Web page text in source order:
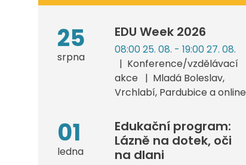
25
srpna
EDU Week 2026
08:00 25. 08. - 19:00 27. 08.
Konference/vzdělávací
akce
Mladá Boleslav,
Vrchlabí, Pardubice a online
01
ledna
Edukační program:
Lázně na dotek, oči
na dlani